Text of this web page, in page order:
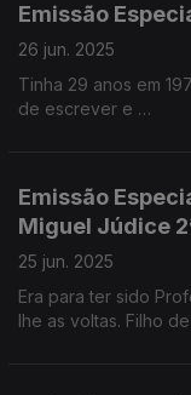
Emissão
26 jun. 2025
Tinha 29 anos em
de escrever e
Emissão
Miguel Júdice
25 jun. 2025
Era para ter sido
lhe as voltas. Filho